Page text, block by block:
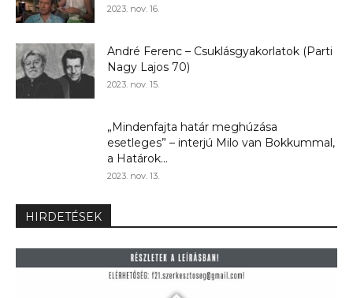
2023. nov. 16.
André Ferenc – Csuklásgyakorlatok (Parti
Nagy Lajos 70)
2023. nov. 15.
„Mindenfajta határ meghúzása
esetleges” – interjú Milo van Bokkummal,
a Határok...
2023. nov. 13.
HIRDETÉSEK